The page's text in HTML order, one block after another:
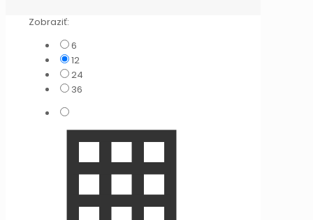
Zobraziť:
6
12
24
36